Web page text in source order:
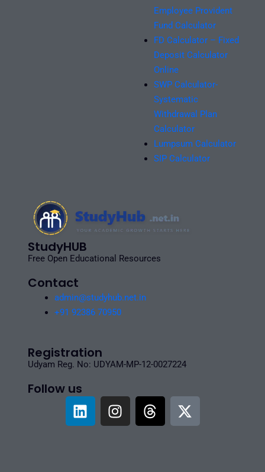
Employee Provident
Fund Calculator
FD Calculator – Fixed
Deposit Calculator
Online
SWP Calculator-
Systematic
Withdrawal Plan
Calculator
Lumpsum Calculator
SIP Calculator
StudyHUB
Free Open Educational Resources
Contact
admin@studyhub.net.in
+91 92386 70950
Registration
Udyam Reg. No: UDYAM-MP-12-0027224
Follow us
L
i
I
n
T
h
X
-